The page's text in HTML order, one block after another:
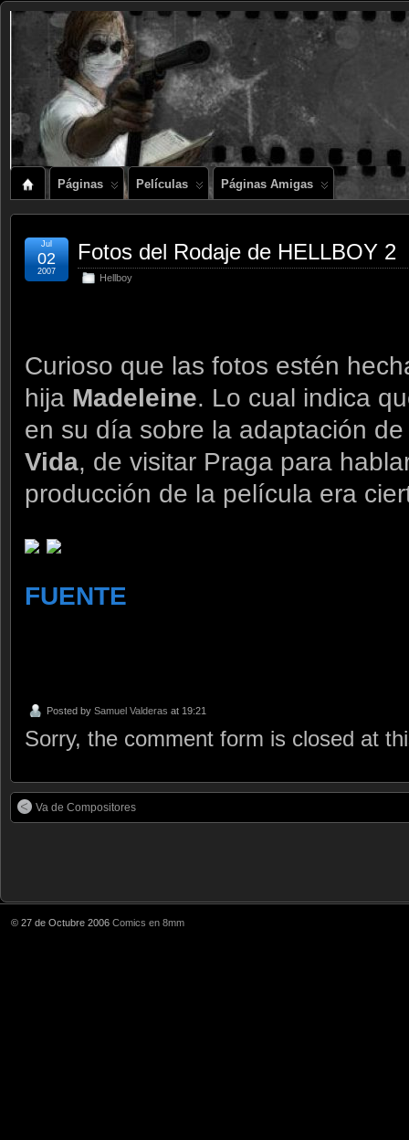
Páginas Películas Páginas Amigas
Fotos del Rodaje de HELLBOY 2
Hellboy
Jul
02
2007
Curioso que las fotos estén
hija Madeleine. Lo cual indica
en su día sobre la adaptación
Vida, de visitar Praga para
producción de la película era
FUENTE
Posted by Samuel Valderas at 19:21
Sorry, the comment form is closed at
Va de Compositores
© 27 de Octubre 2006 Comics en 8mm